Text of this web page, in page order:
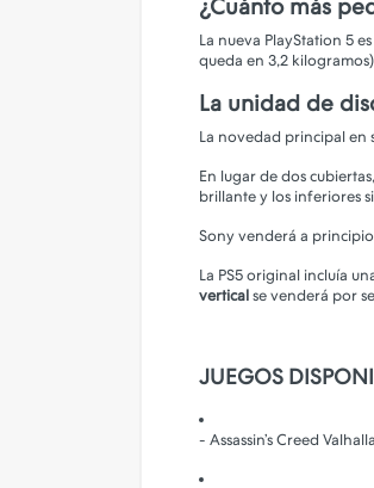
Iluminacion
¿Cuánto más
La nueva PlayStation 5
queda en 3,2
La unidad de
La novedad principal en
En lugar de dos
brillante y los inferiores
Sony venderá a
La PS5 original incluía
vertical se venderá por
JUEGOS
- Assassin’s Creed Valhalla